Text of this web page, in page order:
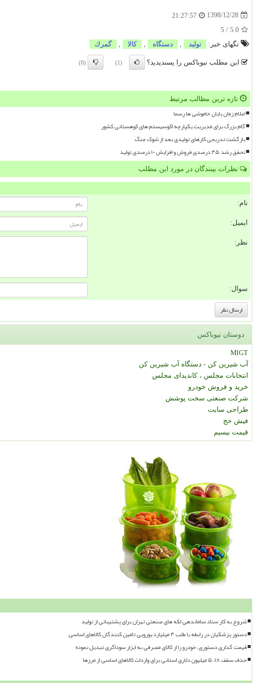
1398/12/28
21:27:57
5.0
/
5
تگهای خبر:
تولید , دستگاه , كالا , گمرك
این مطلب نیوباکس را پسندیدید؟ (1)
(0)
تازه ترین مطالب مرتبط
اعلام زمان پایان خاموشی ها رسما
گام بزرگ برای مدیریت یکپارچه اکوسیستم های کوهستانی کشور
بازگشت تدریجی کارهای تولیدی بعد از شوک جنگ
تحقق رشد ۴۵ درصدی فروش و افزایش ۱۰ درصدی تولید
نظرات بینندگان در مورد این مطلب
نام:
ایمیل:
نظر:
سوال:
دوستان نیوباکس
MIGT
آب شیرین کن - دستگاه آب شیرین کن
انتخابات مجلس ، کاندیدای مجلس
خرید و فروش خودرو
شرکت صنعتی سخت پوشش
طراحی سایت
فیش حج
قیمت بیسیم
شروع به کار ستاد ساماندهی لکه های صنعتی تهران برای پشتیبانی از تولید
دستور پزشکیان در رابطه با طلب ۴ میلیارد یورویی تامین کنندگان کالاهای اساسی
قیمت گذاری دستوری، خودرو را از کالای مصرفی به ابزار سوداگری تبدیل نموده
حذف سقف ۱۸، ۵ میلیون دلاری استانی برای واردات کالاهای اساسی از مرزها